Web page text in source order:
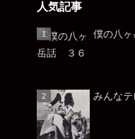
人気記事
僕の八
みん